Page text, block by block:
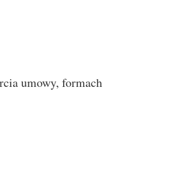
umowy, formach